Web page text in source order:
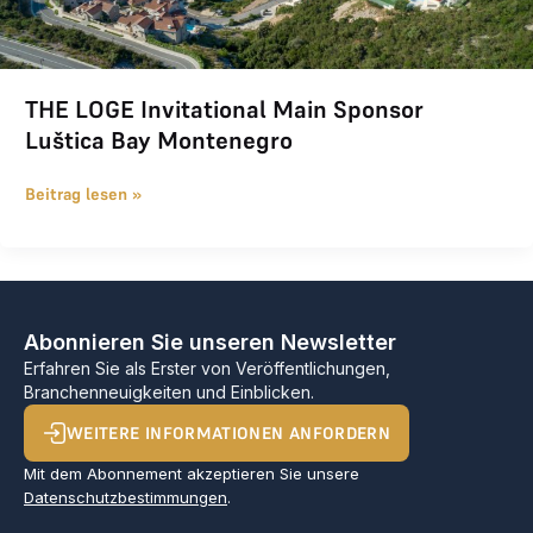
THE LOGE Invitational Main Sponsor
Luštica Bay Montenegro
Beitrag lesen »
Abonnieren Sie unseren Newsletter
Erfahren Sie als Erster von Veröffentlichungen,
Branchenneuigkeiten und Einblicken.
WEITERE INFORMATIONEN ANFORDERN
Mit dem Abonnement akzeptieren Sie unsere
Datenschutzbestimmungen.